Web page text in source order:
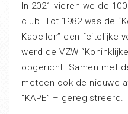
In 2021 vieren we de
club. Tot 1982 was de
Kapellen” een feitelijke
werd de VZW
opgericht. Samen met
meteen ook de nieuwe
“KAPE” – geregistreerd.